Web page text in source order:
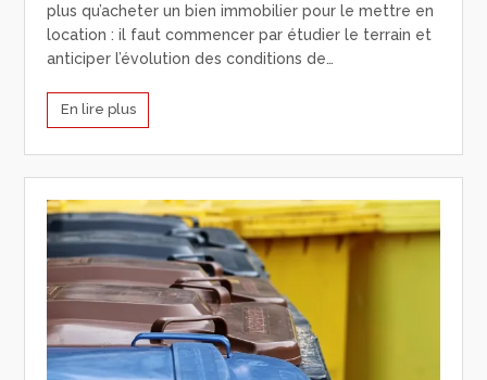
plus qu’acheter un bien immobilier pour le mettre en
location : il faut commencer par étudier le terrain et
anticiper l’évolution des conditions de…
En lire plus